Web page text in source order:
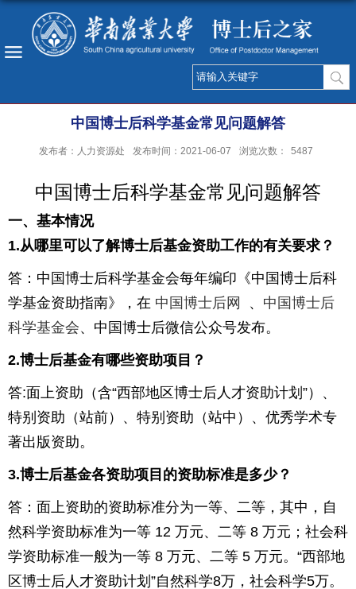
中国博士后科学基金常见问题解答
发布者：人力资源处 发布时间：2021-06-07 浏览次数： 5487
中国博士后科学基金常见问题解答
一、基本情况
1.从哪里可以了解博士后基金资助工作的有关要求？
答：中国博士后科学基金会每年编印《中国博士后科
学基金资助指南》，在 中国博士后网 、 中国博士后
科学基金会、中国博士后微信公众号发布。
2.博士后基金有哪些资助项目？
答:面上资助（含“西部地区博士后人才资助计划”）、
特别资助（站前）、特别资助（站中）、优秀学术专
著出版资助。
3.博士后基金各资助项目的资助标准是多少？
答：面上资助的资助标准分为一等、二等，其中，自
然科学资助标准为一等 12 万元、二等 8 万元；社会科
学资助标准一般为一等 8 万元、二等 5 万元。“西部地
区博士后人才资助计划”自然科学8万，社会科学5万。